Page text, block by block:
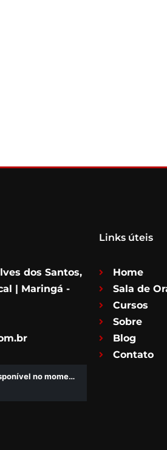
dos Santos,
| Maringá -
Links úteis
Home
Sala de
Cursos
Sobre
Blog
Contato